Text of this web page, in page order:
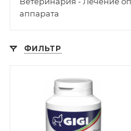
аппарата
ФИЛЬТР